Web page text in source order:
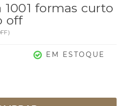
formas curto
off
)
EM ESTOQUE